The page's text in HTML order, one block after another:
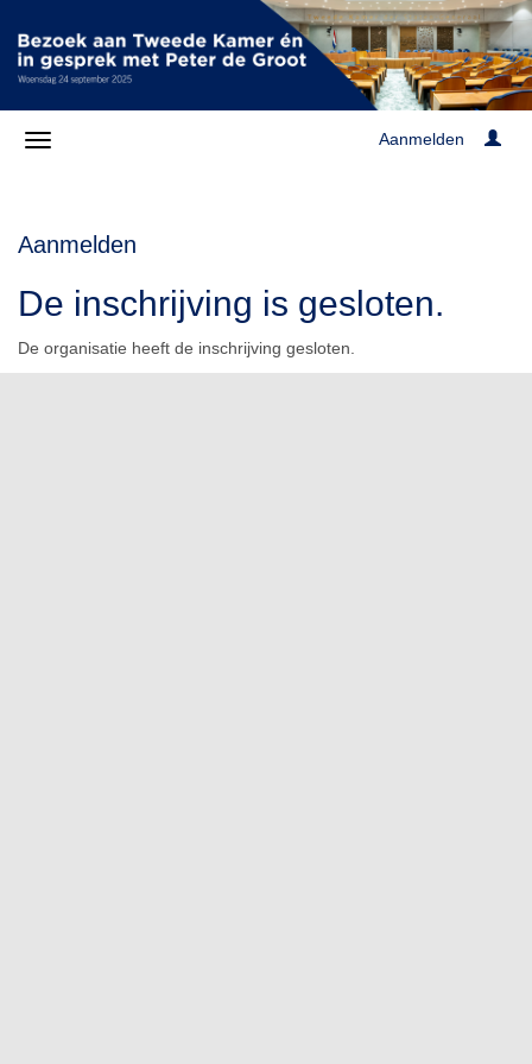
Aanmelden
Aanmelden
De inschrijving is gesloten.
De organisatie heeft de inschrijving gesloten.